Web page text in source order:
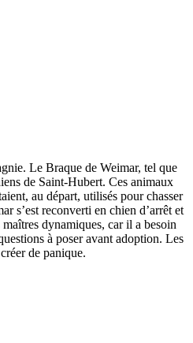
Le Braque de Weimar, tel que
de Saint-Hubert. Ces animaux
au départ, utilisés pour chasser
s’est reconverti en chien d’arrêt et
dynamiques, car il a besoin
à poser avant adoption. Les
de panique.